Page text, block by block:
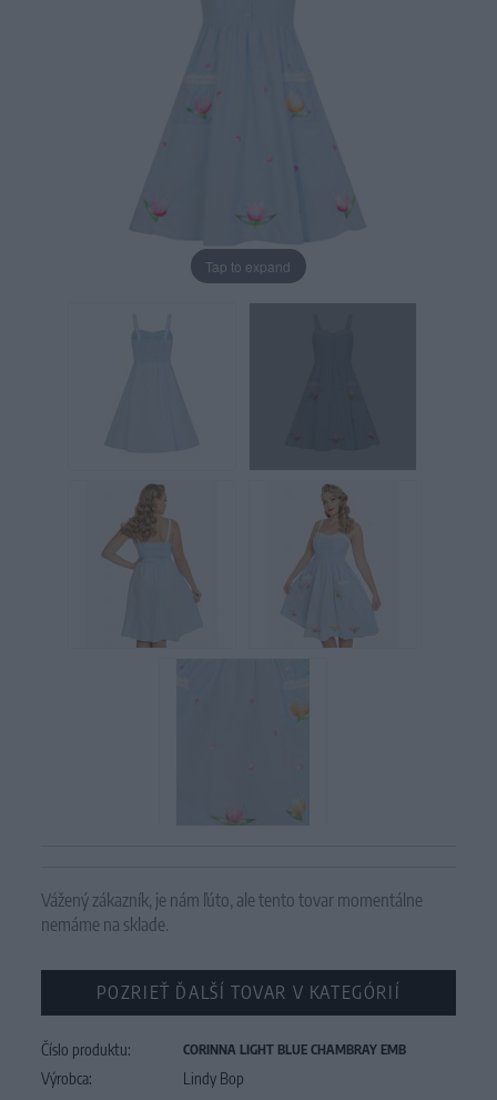
Tap to expand
Vážený zákazník, je nám ľúto, ale tento tovar momentálne
nemáme na sklade.
POZRIEŤ ĎALŠÍ TOVAR V KATEGÓRIÍ
Číslo produktu: CORINNA LIGHT BLUE CHAMBRAY EMB
Výrobca:
Lindy Bop